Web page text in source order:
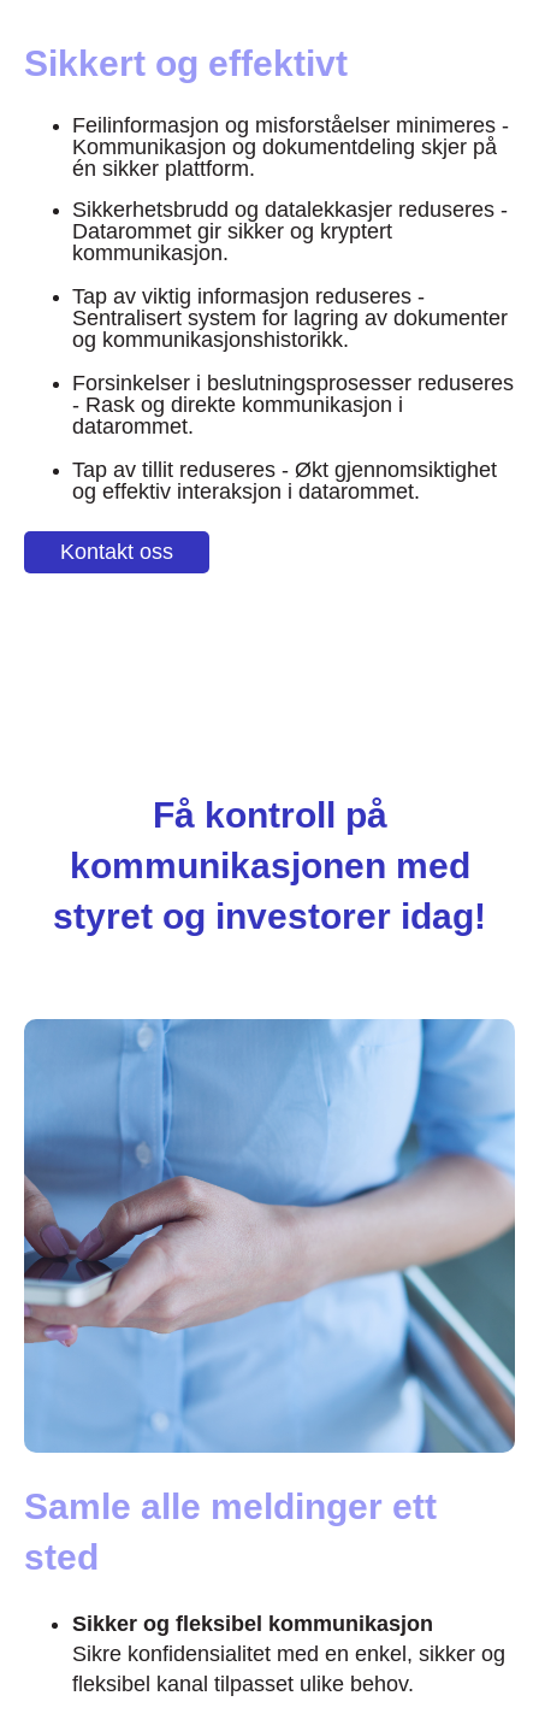
Sikkert og effektivt
Feilinformasjon og misforståelser minimeres -
Kommunikasjon og dokumentdeling skjer på
én sikker plattform.
Sikkerhetsbrudd og datalekkasjer reduseres -
Datarommet gir sikker og kryptert
kommunikasjon.
Tap av viktig informasjon reduseres -
Sentralisert system for lagring av dokumenter
og kommunikasjonshistorikk.
Forsinkelser i beslutningsprosesser reduseres
- Rask og direkte kommunikasjon i
datarommet.
Tap av tillit reduseres - Økt gjennomsiktighet
og effektiv interaksjon i datarommet.
Kontakt oss
Få kontroll på
kommunikasjonen med
styret og investorer idag!
Samle alle meldinger ett
sted
Sikker og fleksibel kommunikasjon
Sikre konfidensialitet med en enkel, sikker og
fleksibel kanal tilpasset ulike behov.